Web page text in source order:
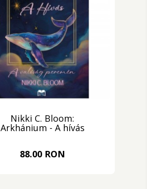
Nikki C. Bloom:
Arkhánium - A hívás
88.00 RON